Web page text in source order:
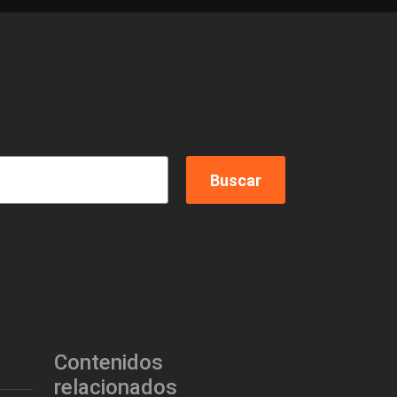
Contenidos
relacionados